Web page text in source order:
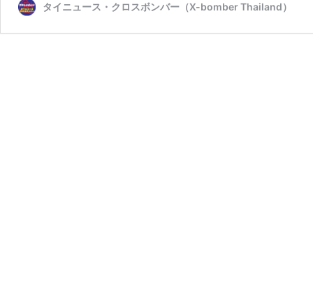
タイニュース・クロスボンバー（X-bomber Thailand）